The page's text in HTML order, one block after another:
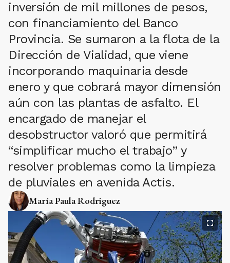
inversión de mil millones de pesos,
con financiamiento del Banco
Provincia. Se sumaron a la flota de la
Dirección de Vialidad, que viene
incorporando maquinaria desde
enero y que cobrará mayor dimensión
aún con las plantas de asfalto. El
encargado de manejar el
desobstructor valoró que permitirá
“simplificar mucho el trabajo” y
resolver problemas como la limpieza
de pluviales en avenida Actis.
María Paula Rodriguez